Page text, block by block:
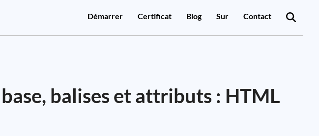
Démarrer Certificat Blog Sur Contact
balises et attributs : HTML